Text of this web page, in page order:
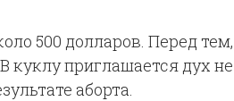
500 долларов. Перед
куклу приглашается дух не
аборта.